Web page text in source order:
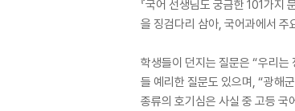
『국어 선생님도 궁금한 101가지
을 징검다리 삼아, 국어과에서 주
학생들이 던지는 질문은 “우리
들 예리한 질문도 있으며, “광해
종류의 호기심은 사실 중 고등 국